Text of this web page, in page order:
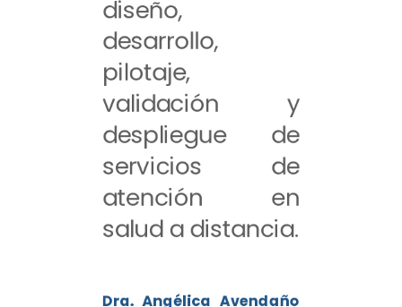
diseño,
desarrollo,
pilotaje,
validación y
despliegue de
servicios de
atención en
salud a distancia.
Dra. Angélica Avendaño